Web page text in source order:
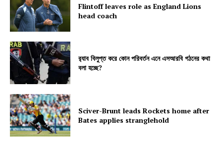
Flintoff leaves role as England Lions
head coach
র‍্যাব বিলুপ্ত করে কোন পরিবর্তন এনে এসআরবি গঠনের কথা
বলা হচ্ছে?
Sciver-Brunt leads Rockets home after
Bates applies stranglehold